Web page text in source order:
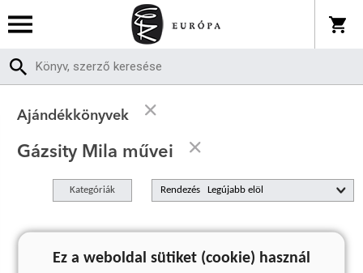
Ajándékkönyvek
Gázsity Mila művei
Kategóriák Rendezés
A keresett kifejezésre nincs találat
Ez a weboldal sütiket (cookie) használ